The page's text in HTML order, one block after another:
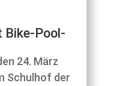
Bike-Pool-
24. März
Schulhof der